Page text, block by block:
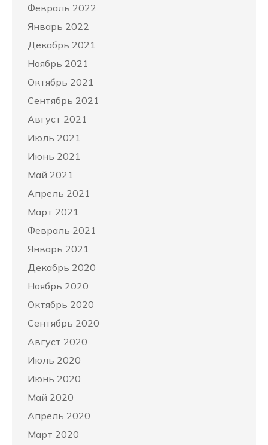
Февраль 2022
Январь 2022
Декабрь 2021
Ноябрь 2021
Октябрь 2021
Сентябрь 2021
Август 2021
Июль 2021
Июнь 2021
Май 2021
Апрель 2021
Март 2021
Февраль 2021
Январь 2021
Декабрь 2020
Ноябрь 2020
Октябрь 2020
Сентябрь 2020
Август 2020
Июль 2020
Июнь 2020
Май 2020
Апрель 2020
Март 2020